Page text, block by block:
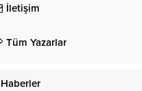
İletişim
Tüm Yazarlar
Haberler